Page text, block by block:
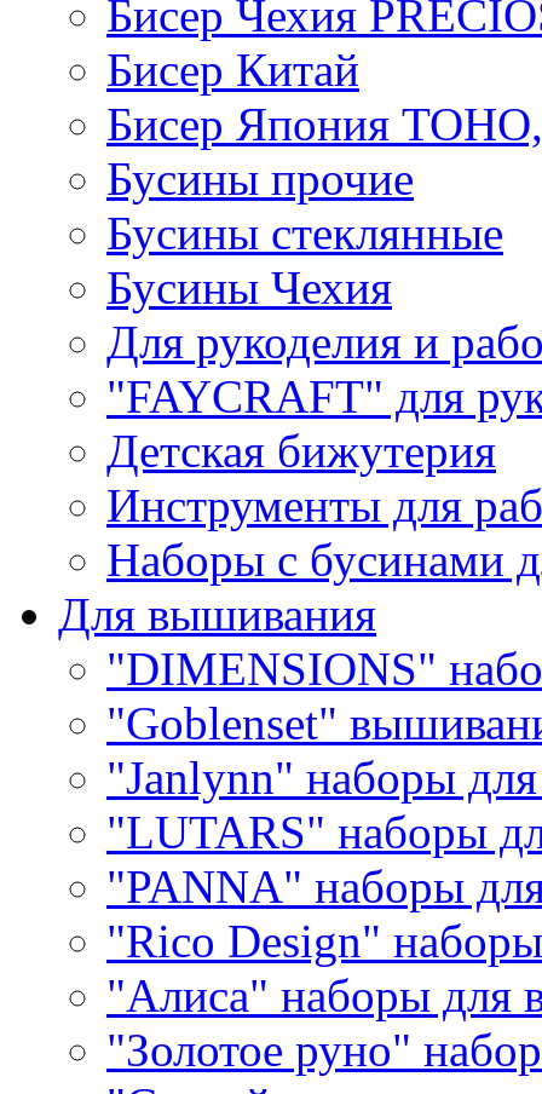
Бисер Чехия
Бисер Китай
Бисер Япония
Бусины прочие
Бусины стеклянные
Бусины Чехия
Для рукоделия и
"FAYCRAFT" для
Детская бижутерия
Инструменты для
Наборы с бусинами
Для вышивания
"DIMENSIONS"
"Goblenset"
"Janlynn" наборы
"LUTARS" наборы
"PANNA" наборы
"Rico Design"
"Алиса" наборы для
"Золотое руно"